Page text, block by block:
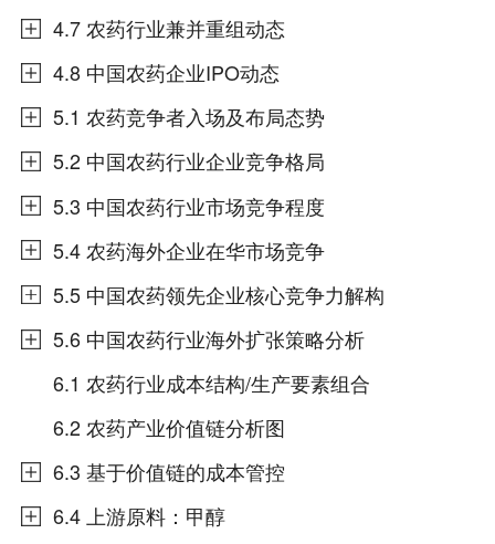
4.7 农药行业兼并重组动态
4.8 中国农药企业IPO动态
5.1 农药竞争者入场及布局态势
5.2 中国农药行业企业竞争格局
5.3 中国农药行业市场竞争程度
5.4 农药海外企业在华市场竞争
5.5 中国农药领先企业核心竞争力解构
5.6 中国农药行业海外扩张策略分析
6.1 农药行业成本结构/生产要素组合
6.2 农药产业价值链分析图
6.3 基于价值链的成本管控
6.4 上游原料：甲醇